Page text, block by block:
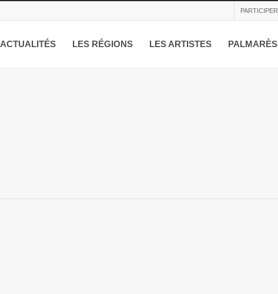
PARTICIPER
ACTUALITÉS LES RÉGIONS LES ARTISTES PALMARÈS